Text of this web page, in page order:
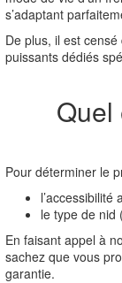
s’adaptant
De plus, il est
puissants dédiés
Quel
Pour déterminer le
l’accessibilité
le type de nid
En faisant appel à
sachez que vous
garantie.